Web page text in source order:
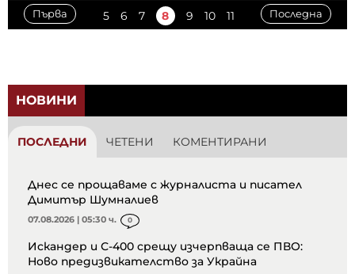
Първа 5 6 7 8 9 10 11 Последна
НОВИНИ
ПОСЛЕДНИ ЧЕТЕНИ КОМЕНТИРАНИ
Днес се прощаваме с журналиста и писател
Димитър Шумналиев
07.08.2026 | 05:30 ч. 0
Искандер и С-400 срещу изчерпваща се ПВО:
Ново предизвикателство за Украйна